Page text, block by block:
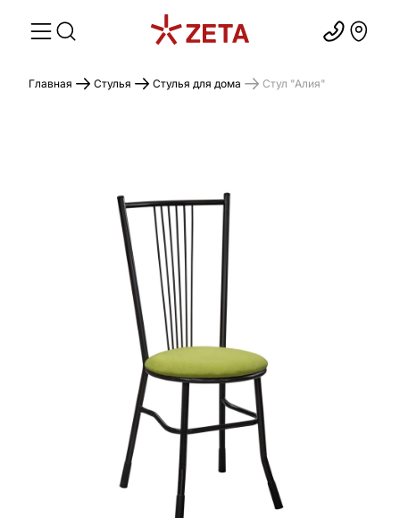
Главная Стулья Стулья для дома Стул "Алия"